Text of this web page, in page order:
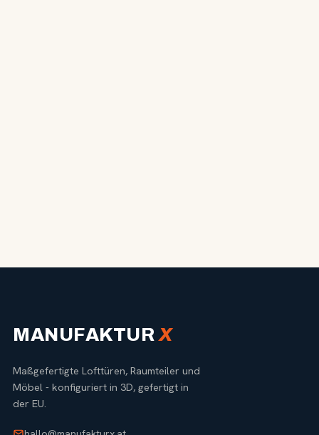
MANUFAKTUR X
Maßgefertigte Lofttüren, Raumteiler und
Möbel - konfiguriert in 3D, gefertigt in
der EU.